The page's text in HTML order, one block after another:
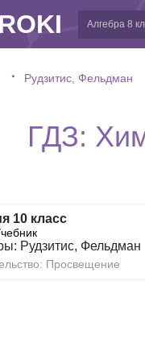
Рудзитис, Фельдман
ГДЗ:
10 класс
Рудзитис, Фельдман
Просвещение